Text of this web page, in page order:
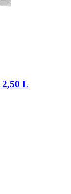
2,50 L